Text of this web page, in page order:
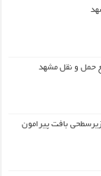
حمل و نقل مشهد
بافت پیرامون